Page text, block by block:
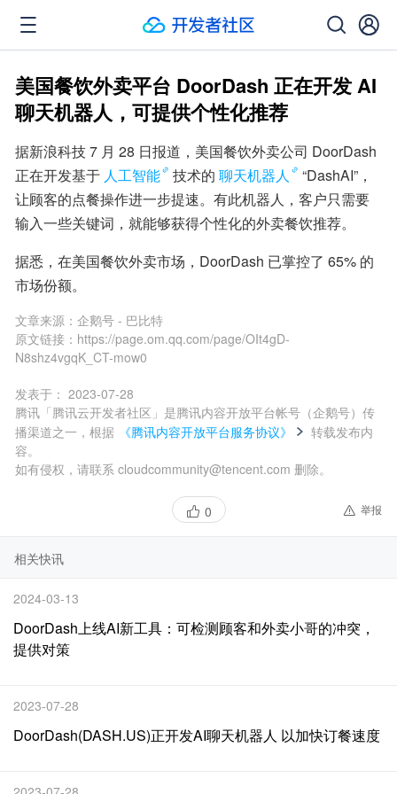
美国餐饮外卖平台 DoorDash 正在开发 AI
聊天机器人，可提供个性化推荐
据新浪科技 7 月 28 日报道，美国餐饮外卖公司 DoorDash
正在开发基于 人工智能 技术的 聊天机器人
“DashAI”，
让顾客的点餐操作进一步提速。有此机器人，客户只需要
输入一些关键词，就能够获得个性化的外卖餐饮推荐。
据悉，在美国餐饮外卖市场，DoorDash 已掌控了 65% 的
市场份额。
文章来源： 企鹅号 - 巴比特
原文链接： https://page.om.qq.com/page/OIt4gD-
N8shz4vgqK_CT-mow0
发表于： 2023-07-28
腾讯「腾讯云开发者社区」是腾讯内容开放平台帐号（企鹅号）传
播渠道之一，根据
《腾讯内容开放平台服务协议》
转载发布内
容。
如有侵权，请联系 cloudcommunity@tencent.com 删除。
0 举报
相关快讯
2024-03-13
DoorDash上线AI新工具：可检测顾客和外卖小哥的冲突，
提供对策
2023-07-28
DoorDash(DASH.US)正开发AI聊天机器人 以加快订餐速度